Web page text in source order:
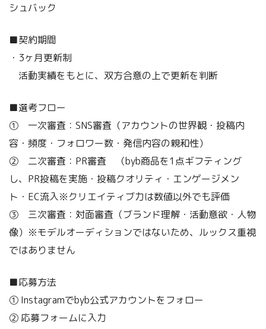
シュバック
■契約期間
・3ヶ月更新制
活動実績をもとに、双方合意の上で更新を判断
■選考フロー
➀ 一次審査：SNS審査（アカウントの世界観・投稿内
容・頻度・フォロワー数・発信内容の親和性）
➁ 二次審査：PR審査 （byb商品を1点ギフティング
し、PR投稿を実施・投稿クオリティ・エンゲージメン
ト・EC流入※クリエイティブ力は数値以外でも評価
➂ 三次審査：対面審査（ブランド理解・活動意欲・人物
像）※モデルオーディションではないため、ルックス重視
ではありません
■応募方法
① Instagramでbyb公式アカウントをフォロー
② 応募フォームに入力